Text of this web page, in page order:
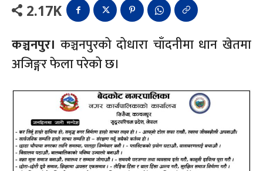
2.17K
कञ्चनपुर। कञ्चनपुरको दोधारा चाँदनीमा धान खेतमा
अजिङ्गर फेला परेको छ।